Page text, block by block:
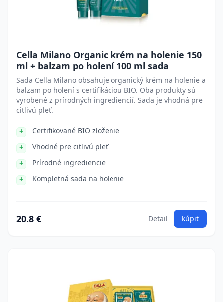
Cella Milano Organic krém na holenie 150
ml + balzam po holení 100 ml sada
Sada Cella Milano obsahuje organický krém na holenie a
balzam po holení s certifikáciou BIO. Oba produkty sú
vyrobené z prírodných ingrediencií. Sada je vhodná pre
citlivú pleť.
Certifikované BIO zloženie
Vhodné pre citlivú pleť
Prírodné ingrediencie
Kompletná sada na holenie
20.8 € Detail kúpiť